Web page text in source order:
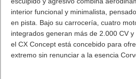
interior funcional y minimalista,
en pista. Bajo su carrocería, cuatro
integrados generan más de 2.000 CV
el CX Concept está concebido para
extremo sin renunciar a la esencia